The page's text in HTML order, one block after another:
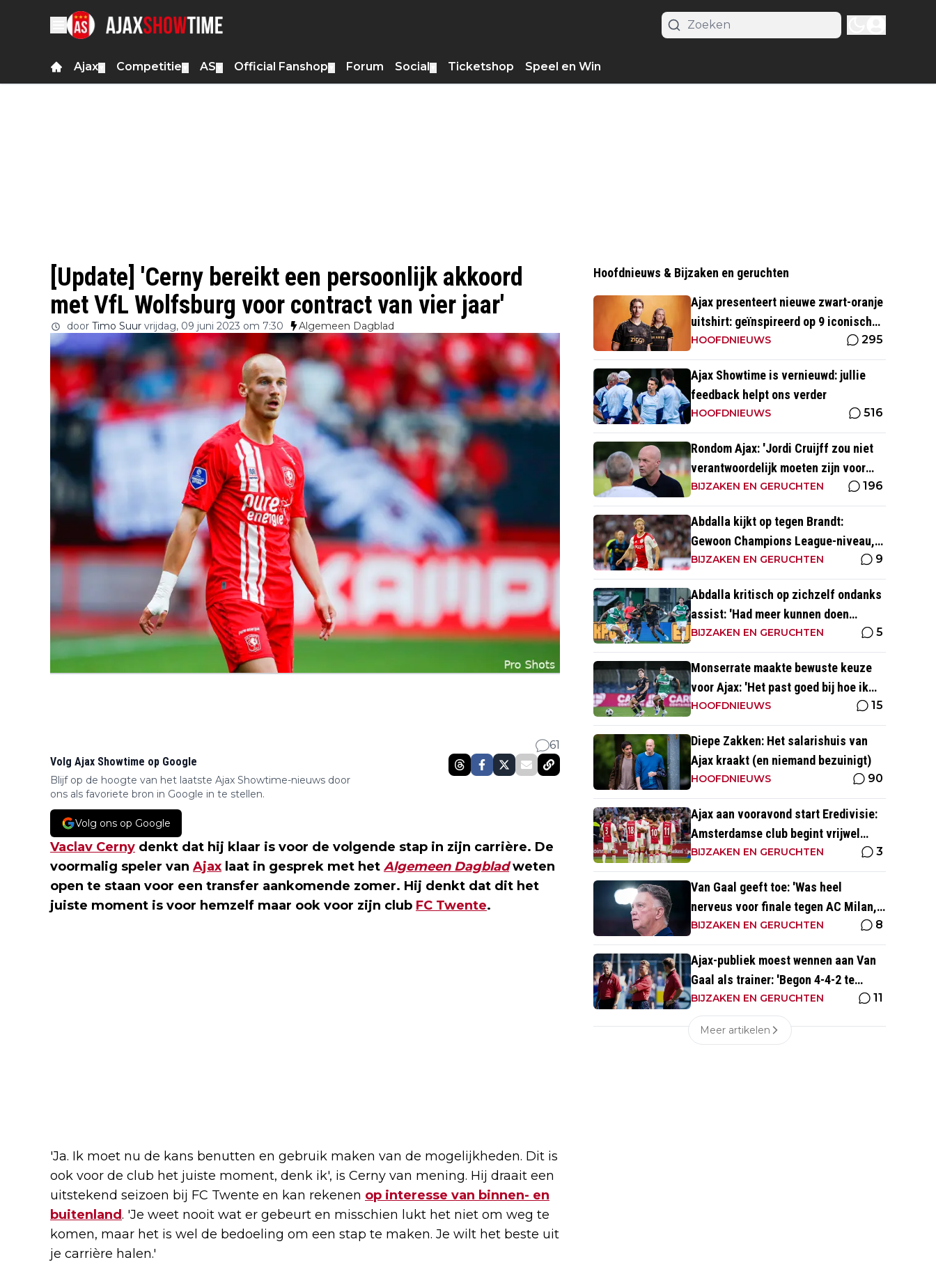
Ajax Competitie AS Official Fanshop Forum Social Ticketshop Speel en Win
[Update] 'Cerny bereikt een persoonlijk akkoord
met VfL Wolfsburg voor contract van vier jaar'
door Timo Suur vrijdag, 09 juni 2023 om 7:30 Algemeen Dagblad
61
Volg Ajax Showtime op Google
Blijf op de hoogte van het laatste Ajax Showtime-nieuws door
ons als favoriete bron in Google in te stellen.
Volg ons op Google
Vaclav Cerny denkt dat hij klaar is voor de volgende stap in zijn carrière. De
voormalig speler van Ajax laat in gesprek met het Algemeen Dagbladweten
open te staan voor een transfer aankomende zomer. Hij denkt dat dit het
juiste moment is voor hemzelf maar ook voor zijn club FC Twente.
'Ja. Ik moet nu de kans benutten en gebruik maken van de mogelijkheden. Dit is
ook voor de club het juiste moment, denk ik', is Cerny van mening. Hij draait een
uitstekend seizoen bij FC Twente en kan rekenen op interesse van binnen- en
buitenland. 'Je weet nooit wat er gebeurt en misschien lukt het niet om weg te
komen, maar het is wel de bedoeling om een stap te maken. Je wilt het beste uit
je carrière halen.'
Hoofdnieuws & Bijzaken en geruchten
Ajax presenteert nieuwe zwart-oranje
uitshirt: geïnspireerd op 9 iconische
momenten uit clubhistorie
HOOFDNIEUWS 295
Ajax Showtime is vernieuwd: jullie
feedback helpt ons verder
HOOFDNIEUWS 516
Rondom Ajax: 'Jordi Cruijff zou niet
verantwoordelijk moeten zijn voor
Ajax Vrouwen'
BIJZAKEN EN GERUCHTEN 196
Abdalla kijkt op tegen Brandt:
Gewoon Champions League-niveau,
dat ga je in wedstrijden ook zien'
BIJZAKEN EN GERUCHTEN 9
Abdalla kritisch op zichzelf ondanks
assist: 'Had meer kunnen doen
dichtbij de goal'
BIJZAKEN EN GERUCHTEN 5
Monserrate maakte bewuste keuze
voor Ajax: 'Het past goed bij hoe ik
naar voetbal kijk’
HOOFDNIEUWS 15
Diepe Zakken: Het salarishuis van
Ajax kraakt (en niemand bezuinigt)
HOOFDNIEUWS 90
Ajax aan vooravond start Eredivisie:
Amsterdamse club begint vrijwel
altijd met zege
BIJZAKEN EN GERUCHTEN 3
Van Gaal geeft toe: 'Was heel
nerveus voor finale tegen AC Milan,
wist dat ze zich zouden aanpassen'
BIJZAKEN EN GERUCHTEN 8
Ajax-publiek moest wennen aan Van
Gaal als trainer: 'Begon 4-4-2 te
spelen, vloeken in de kerk'
BIJZAKEN EN GERUCHTEN 11
Meer artikelen